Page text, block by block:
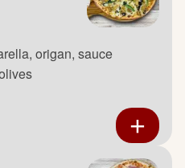
origan, sauce